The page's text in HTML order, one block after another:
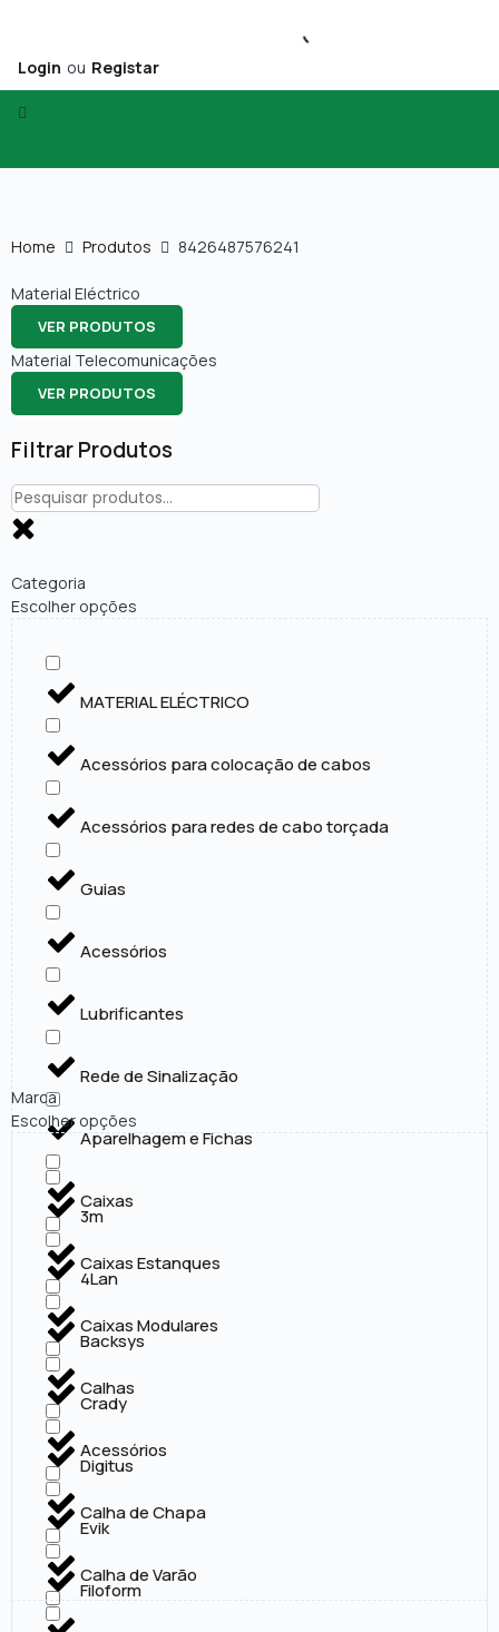
Login ou Registar
Home Produtos 8426487576241
Filtrar Produtos
Categoria
Escolher opções
MATERIAL ELÉCTRICO
Acessórios para colocação de cabos
Acessórios para redes de cabo torçada
Guias
Acessórios
Lubrificantes
Rede de Sinalização
Aparelhagem e Fichas
Caixas
Caixas Estanques
Caixas Modulares
Calhas
Acessórios
Calha de Chapa
Calha de Varão
Marca
Escolher opções
3m
4Lan
Backsys
Crady
Digitus
Evik
Filoform
Material Eléctrico
VER PRODUTOS
Material Telecomunicações
VER PRODUTOS